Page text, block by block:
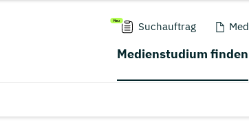
Suchauftrag
Medienstudium finden